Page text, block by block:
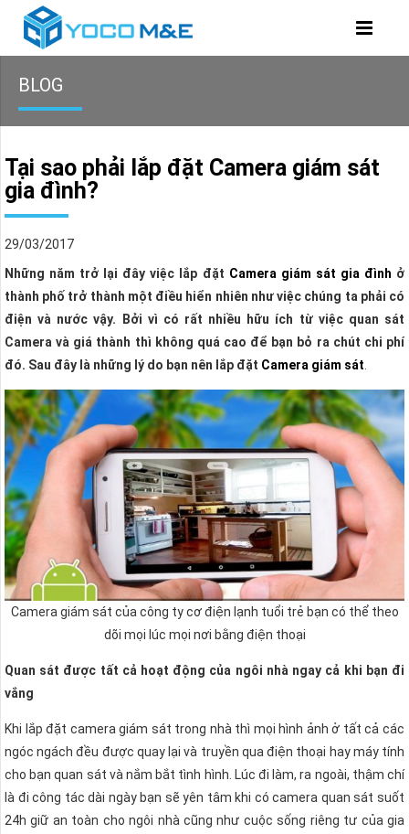
BLOG
Tại sao phải lắp đặt Camera giám sát
gia đình?
29/03/2017
Những năm trở lại đây việc lắp đặt Camera giám sát gia đình ở
thành phố trở thành một điều hiển nhiên như việc chúng ta phải có
điện và nước vậy. Bởi vì có rất nhiều hữu ích từ việc quan sát
Camera và giá thành thì không quá cao để bạn bỏ ra chút chi phí
đó. Sau đây là những lý do bạn nên lắp đặt Camera giám sát
Camera giám sát của công ty cơ điện lạnh tuổi trẻ bạn có thể theo
dõi mọi lúc mọi nơi bằng điện thoại
Quan sát được tất cả hoạt động của ngôi nhà ngay cả khi bạn đi
vắng
Khi lắp đặt camera giám sát trong nhà thì mọi hình ảnh ở tất cả các
ngóc ngách đều được quay lại và truyền qua điện thoại hay máy tính
cho bạn quan sát và nắm bắt tình hình. Lúc đi làm, ra ngoài, thậm chí
là đi công tác dài ngày bạn sẽ yên tâm khi có camera quan sát suốt
24h giữ an toàn cho ngôi nhà cũng như cuộc sống riêng tư của gia